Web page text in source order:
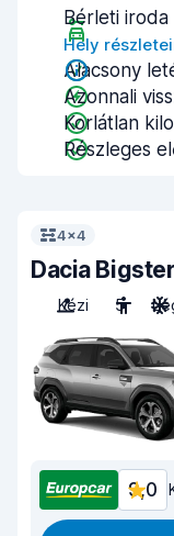
Bérleti iroda
Hely
Alacsony
Azonnali
Korlátlan
Részleges
4x4
Dacia Bigster
Kézi
5
9,0